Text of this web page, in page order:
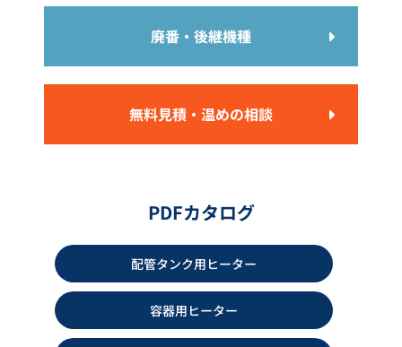
カタログダウンロード
カタログダウンロード
プラグヒーター LAG型 LAG-T型
LAG-K型
カタログダウンロード
配管用ワンタッチ保温材 モール
ドコートカバー
カタログダウンロード
廃番・後継機種
無料見積・温めの相談
PDFカタログ
配管タンク用ヒーター
容器用ヒーター